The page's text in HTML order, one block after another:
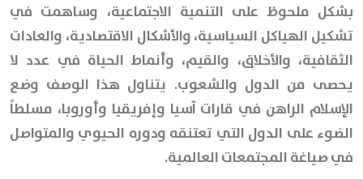
بشكل ملحوظ على التنمية الاجتماعية، وساهمت في
تشكيل الهياكل السياسية، والأشكال الاقتصادية، والعادات
الثقافية، والأخلاق، والقيم، وأنماط الحياة في عدد لا
يحصى من الدول والشعوب. يتناول هذا الوصف وضع
الإسلام الراهن في قارات آسيا وإفريقيا وأوروبا، مسلطاً
الضوء على الدول التي تعتنقه ودوره الحيوي والمتواصل
في صياغة المجتمعات العالمية.